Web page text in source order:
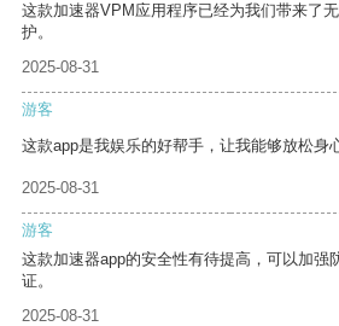
这款加速器VPM应用程序已经为我们带来了
护。
2025-08-31
游客
这款app是我娱乐的好帮手，让我能够放松身
2025-08-31
游客
这款加速器app的安全性有待提高，可以加强
证。
2025-08-31